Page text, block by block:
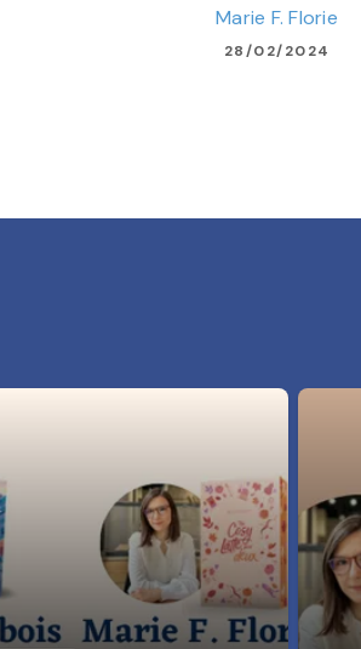
Marie F. Florie
28/02/2024